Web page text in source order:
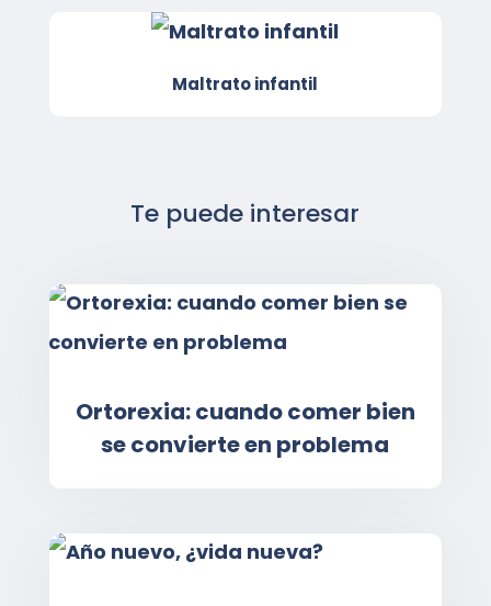
Maltrato infantil
Te puede interesar
Ortorexia: cuando comer bien
se convierte en problema